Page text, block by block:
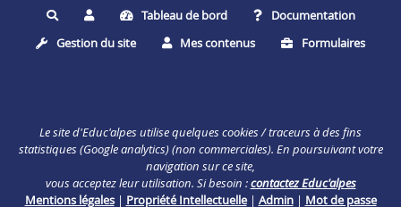
Rechercher Tableau de bord
Documentation
Gestion du site
Mes contenus Formulaires
Le site d'Educ'alpes utilise quelques cookies / traceurs à des fins
statistiques (Google analytics) (non commerciales). En poursuivant votre
navigation sur ce site,
vous acceptez leur utilisation. Si besoin :contactez Educ'alpes
Mentions légales| Propriété Intellectuelle| Admin| Mot de passe